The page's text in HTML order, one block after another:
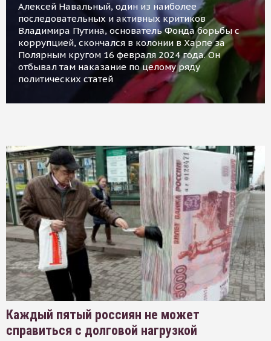
Алексей Навальный, один из наиболее
последовательных и активных критиков
Владимира Путина, основатель Фонда борьбы с
коррупцией, скончался в колонии в Харпе за
Полярным кругом 16 февраля 2024 года. Он
отбывал там наказание по целому ряду
политических статей
Каждый пятый россиян не может
справиться с долговой нагрузкой